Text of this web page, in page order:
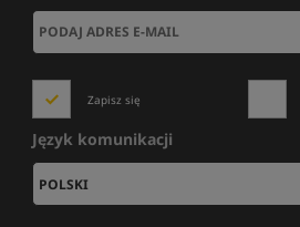
Zapisz się
Język komunikacji